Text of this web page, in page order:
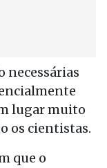
necessárias
lugar muito
os cientistas.
que o